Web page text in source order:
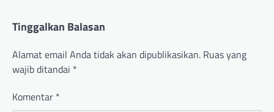
Tinggalkan Balasan
Alamat email Anda tidak akan dipublikasikan. Ruas yang
wajib ditandai *
Komentar *